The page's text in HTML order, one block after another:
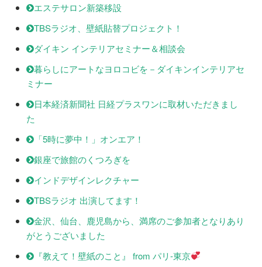
エステサロン新築移設
TBSラジオ、壁紙貼替プロジェクト！
ダイキン インテリアセミナー＆相談会
暮らしにアートなヨロコビを－ダイキンインテリアセ
ミナー
日本経済新聞社 日経プラスワンに取材いただきまし
た
「5時に夢中！」オンエア！
銀座で旅館のくつろぎを
インドデザインレクチャー
TBSラジオ 出演してます！
金沢、仙台、鹿児島から、満席のご参加者となりあり
がとうございました
『教えて！壁紙のこと』 from パリ-東京